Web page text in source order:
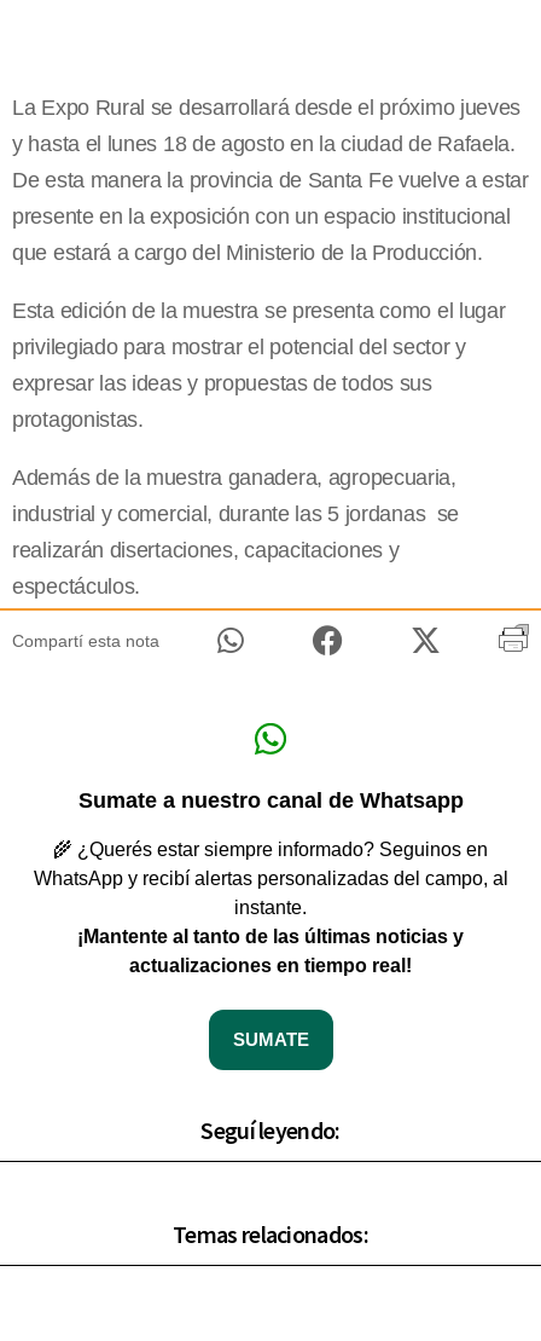
La Expo Rural se desarrollará desde el próximo jueves
y hasta el lunes 18 de agosto en la ciudad de Rafaela.
De esta manera la provincia de Santa Fe vuelve a estar
presente en la exposición con un espacio institucional
que estará a cargo del Ministerio de la Producción.
Esta edición de la muestra se presenta como el lugar
privilegiado para mostrar el potencial del sector y
expresar las ideas y propuestas de todos sus
protagonistas.
Además de la muestra ganadera, agropecuaria,
industrial y comercial, durante las 5 jordanas se
realizarán disertaciones, capacitaciones y
espectáculos.
Compartí esta nota
Sumate a nuestro canal de Whatsapp
🌾 ¿Querés estar siempre informado? Seguinos en
WhatsApp y recibí alertas personalizadas del campo, al
instante.
¡Mantente al tanto de las últimas noticias y
actualizaciones en tiempo real!
SUMATE
Seguí leyendo:
Temas relacionados: